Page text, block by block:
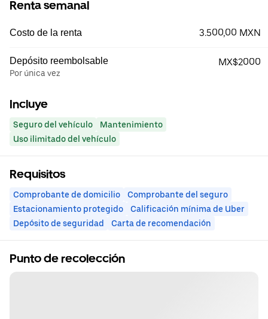
Renta semanal
Costo de la renta 3.500,00 MXN
Depósito reembolsable
Por única vez
MX$2000
Incluye
Seguro del vehículo
Mantenimiento
Uso ilimitado del vehículo
Requisitos
Comprobante de domicilio
Comprobante del seguro
Estacionamiento protegido
Calificación mínima de Uber
Depósito de seguridad
Carta de recomendación
Punto de recolección